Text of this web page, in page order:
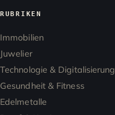
RUBRIKEN
Immobilien
Juwelier
Technologie & Digitalisierung
Gesundheit & Fitness
Edelmetalle